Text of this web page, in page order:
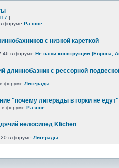
]
форуме Разное
с низкой кареткой
в форуме Не наши конструкции (Европа,
длиннобазник с рессорной
форуме Лигерады
"почему лигерады в горки не
форуме Разное
велосипед Klichen
в форуме Лигерады